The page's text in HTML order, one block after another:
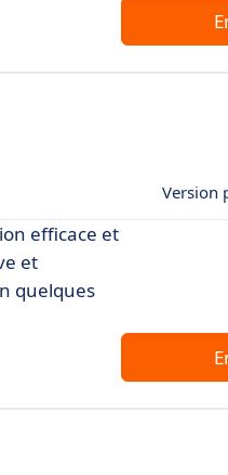
Version
efficace et
et
quelques